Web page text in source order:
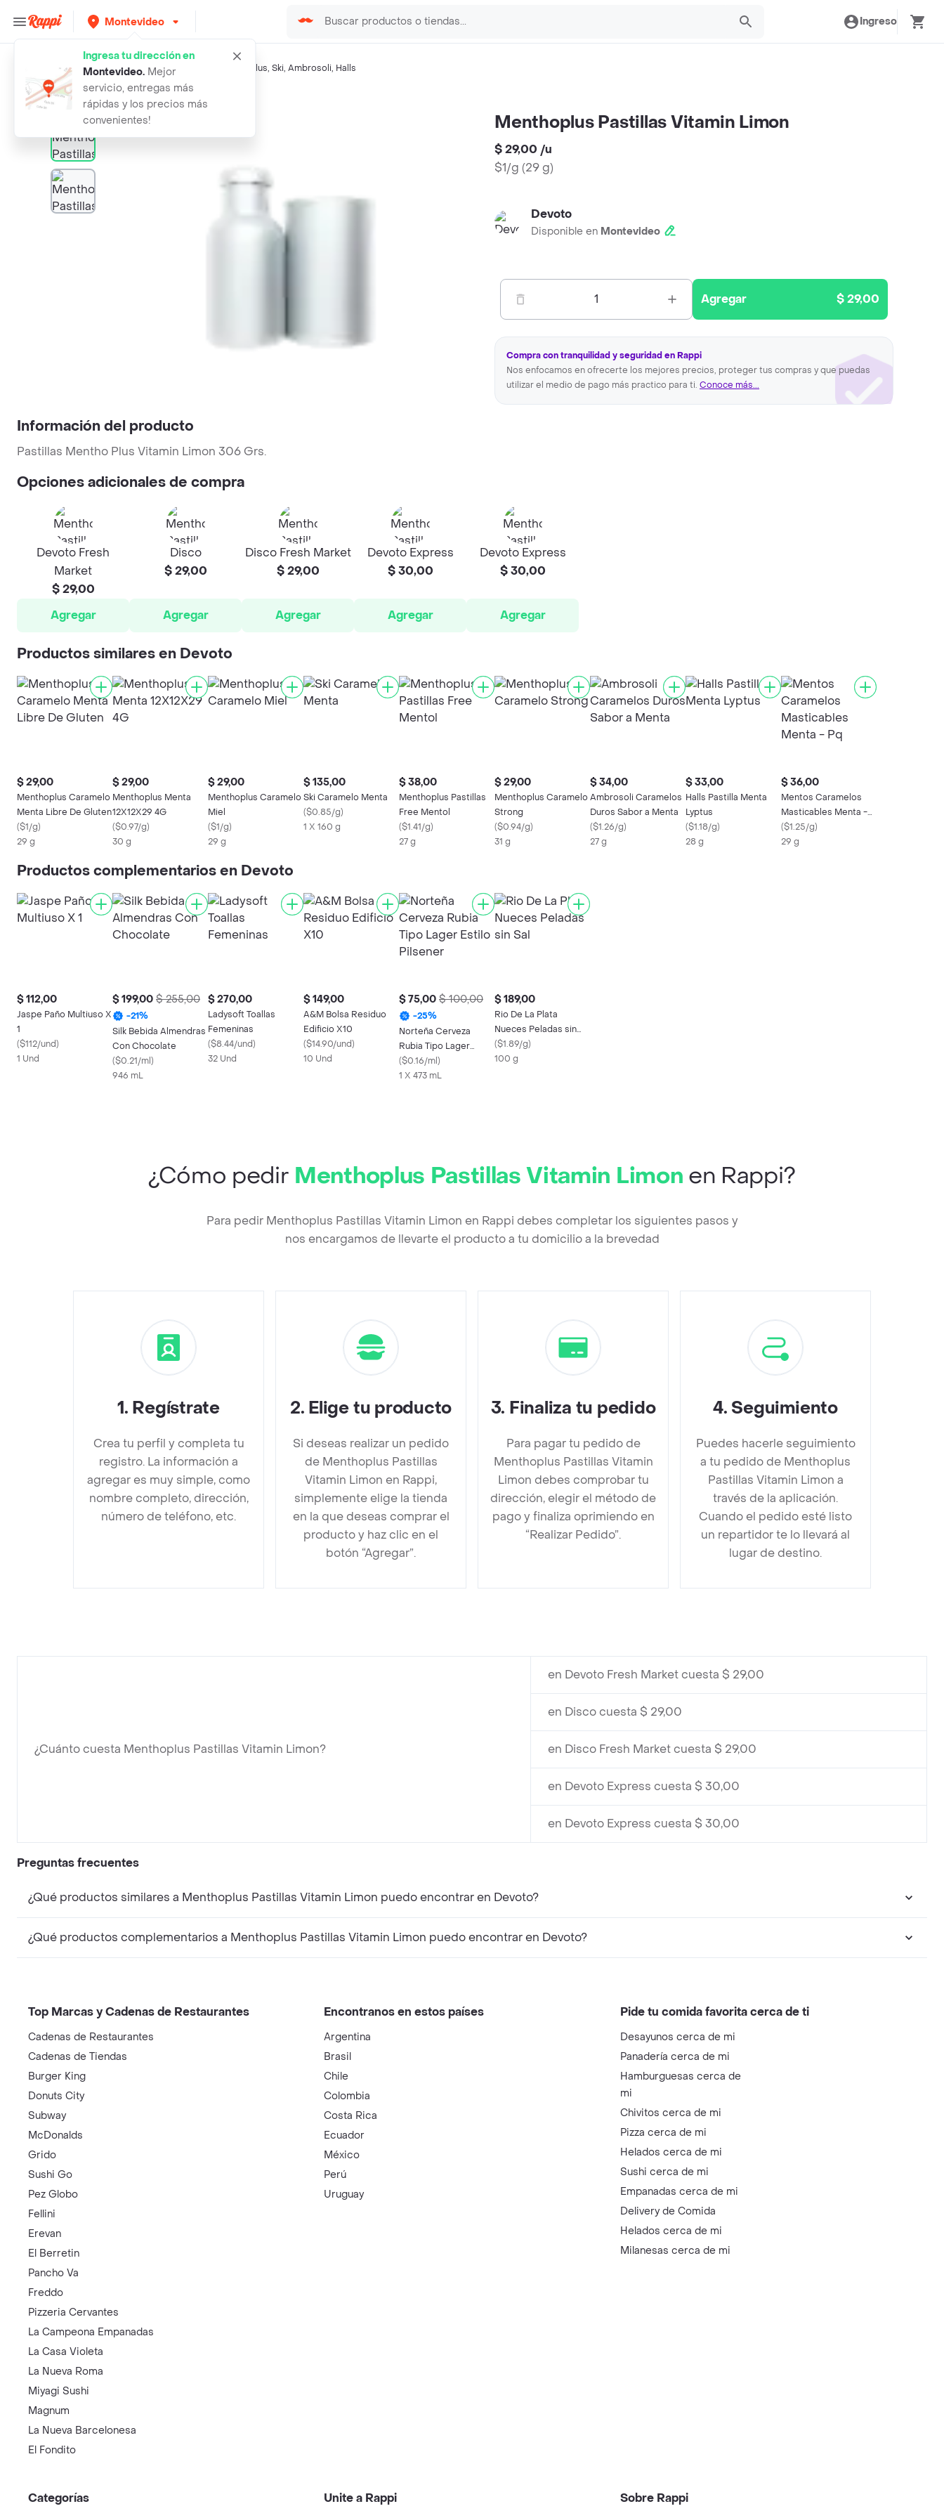
Montevideo
Ingresa tu dirección en
Montevideo. Mejor
servicio, entregas más
rápidas y los precios más
convenientes!
Ingreso
Búsquedas relacionadas:Gomitas y caramelos Menthoplus, Ski, Ambrosoli, Halls
Rappi menthoplus pastillas vitamin limon
Menthoplus Pastillas Vitamin Limon
$ 29,00 /u
$1/g (29 g)
Devoto
Disponible en Montevideo
1 Agregar $ 29,00
Compra con tranquilidad y seguridad en Rappi
Nos enfocamos en ofrecerte los mejores precios, proteger tus compras y que puedas
utilizar el medio de pago más practico para ti. Conoce más...
Información del producto
Pastillas Mentho Plus Vitamin Limon 306 Grs.
Opciones adicionales de compra
Devoto Fresh
Market
$ 29,00
Agregar
Disco
$ 29,00
Agregar
Disco Fresh Market
$ 29,00
Agregar
Devoto Express
$ 30,00
Agregar
Devoto Express
$ 30,00
Agregar
Productos similares en Devoto
$ 29,00
Menthoplus Caramelo
Menta Libre De Gluten
($1/g)
29 g
$ 29,00
Menthoplus Menta
12X12X29 4G
($0.97/g)
30 g
$ 29,00
Menthoplus Caramelo
Miel
($1/g)
29 g
$ 135,00
Ski Caramelo Menta
($0.85/g)
1 X 160 g
$ 38,00
Menthoplus Pastillas
Free Mentol
($1.41/g)
27 g
$ 29,00
Menthoplus Caramelo
Strong
($0.94/g)
31 g
$ 34,00
Ambrosoli Caramelos
Duros Sabor a Menta
($1.26/g)
27 g
$ 33,00
Halls Pastilla Menta
Lyptus
($1.18/g)
28 g
$ 36,00
Mentos Caramelos
Masticables Menta -
Pq
($1.25/g)
29 g
Productos complementarios en Devoto
$ 112,00
Jaspe Paño Multiuso X
1
($112/und)
1 Und
$ 199,00 $ 255,00
-21%
Silk Bebida Almendras
Con Chocolate
($0.21/ml)
946 mL
$ 270,00
Ladysoft Toallas
Femeninas
($8.44/und)
32 Und
$ 149,00
A&M Bolsa Residuo
Edificio X10
($14.90/und)
10 Und
$ 75,00 $ 100,00
-25%
Norteña Cerveza
Rubia Tipo Lager
Estilo Pilsener
($0.16/ml)
1 X 473 mL
$ 189,00
Rio De La Plata
Nueces Peladas sin
Sal
($1.89/g)
100 g
¿Cómo pedir Menthoplus Pastillas Vitamin Limon en Rappi?
Para pedir Menthoplus Pastillas Vitamin Limon en Rappi debes completar los siguientes pasos y
nos encargamos de llevarte el producto a tu domicilio a la brevedad
1. Regístrate
Crea tu perfil y completa tu
registro. La información a
agregar es muy simple, como
nombre completo, dirección,
número de teléfono, etc.
2. Elige tu producto
Si deseas realizar un pedido
de Menthoplus Pastillas
Vitamin Limon en Rappi,
simplemente elige la tienda
en la que deseas comprar el
producto y haz clic en el
botón “Agregar”.
3. Finaliza tu pedido
Para pagar tu pedido de
Menthoplus Pastillas Vitamin
Limon debes comprobar tu
dirección, elegir el método de
pago y finaliza oprimiendo en
“Realizar Pedido”.
4. Seguimiento
Puedes hacerle seguimiento
a tu pedido de Menthoplus
Pastillas Vitamin Limon a
través de la aplicación.
Cuando el pedido esté listo
un repartidor te lo llevará al
lugar de destino.
¿Cuánto cuesta Menthoplus Pastillas Vitamin Limon?
en Devoto Fresh Market cuesta $ 29,00
en Disco cuesta $ 29,00
en Disco Fresh Market cuesta $ 29,00
en Devoto Express cuesta $ 30,00
en Devoto Express cuesta $ 30,00
Preguntas frecuentes
¿Qué productos similares a Menthoplus Pastillas Vitamin Limon puedo encontrar en Devoto?
¿Qué productos complementarios a Menthoplus Pastillas Vitamin Limon puedo encontrar en Devoto?
Top Marcas y Cadenas de Restaurantes
Cadenas de Restaurantes
Cadenas de Tiendas
Burger King
Donuts City
Subway
McDonalds
Grido
Sushi Go
Pez Globo
Fellini
Erevan
El Berretin
Pancho Va
Freddo
Pizzeria Cervantes
La Campeona Empanadas
La Casa Violeta
La Nueva Roma
Miyagi Sushi
Magnum
La Nueva Barcelonesa
El Fondito
Encontranos en estos países
Argentina
Brasil
Chile
Colombia
Costa Rica
Ecuador
México
Perú
Uruguay
Pide tu comida favorita cerca de ti
Desayunos cerca de mi
Panadería cerca de mi
Hamburguesas cerca de
mi
Chivitos cerca de mi
Pizza cerca de mi
Helados cerca de mi
Sushi cerca de mi
Empanadas cerca de mi
Delivery de Comida
Helados cerca de mi
Milanesas cerca de mi
Categorías Unite a Rappi Sobre Rappi